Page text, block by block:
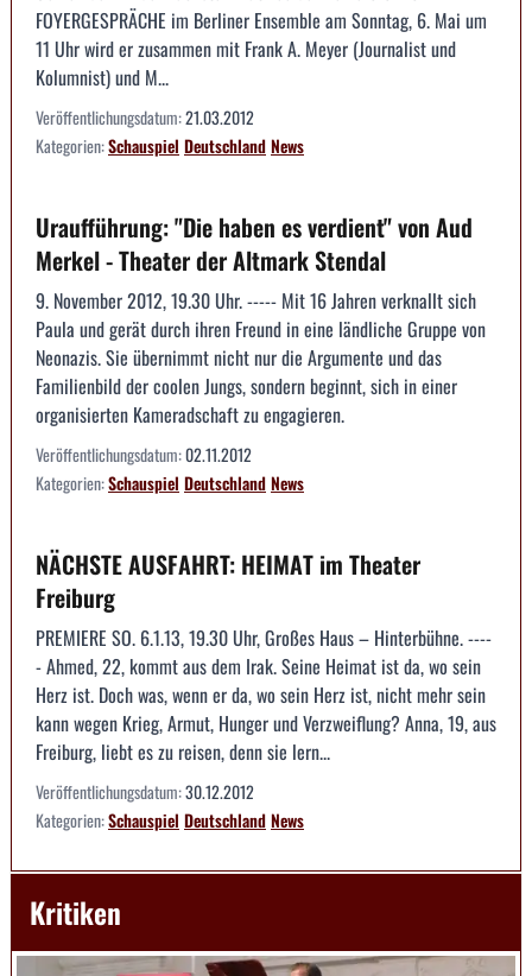
FOYERGESPRÄCHE im Berliner Ensemble am Sonntag, 6. Mai um
11 Uhr wird er zusammen mit Frank A. Meyer (Journalist und
Kolumnist) und M...
Veröffentlichungsdatum:21.03.2012
Kategorien:Schauspiel DeutschlandNews
Uraufführung: "Die haben es verdient" von Aud
Merkel - Theater der Altmark Stendal
9. November 2012, 19.30 Uhr. ----- Mit 16 Jahren verknallt sich
Paula und gerät durch ihren Freund in eine ländliche Gruppe von
Neonazis. Sie übernimmt nicht nur die Argumente und das
Familienbild der coolen Jungs, sondern beginnt, sich in einer
organisierten Kameradschaft zu engagieren.
Veröffentlichungsdatum:02.11.2012
Kategorien:Schauspiel DeutschlandNews
NÄCHSTE AUSFAHRT: HEIMAT im Theater
Freiburg
PREMIERE SO. 6.1.13, 19.30 Uhr, Großes Haus – Hinterbühne. ----
- Ahmed, 22, kommt aus dem Irak. Seine Heimat ist da, wo sein
Herz ist. Doch was, wenn er da, wo sein Herz ist, nicht mehr sein
kann wegen Krieg, Armut, Hunger und Verzweiflung? Anna, 19, aus
Freiburg, liebt es zu reisen, denn sie lern...
Veröffentlichungsdatum:30.12.2012
Kategorien:Schauspiel DeutschlandNews
Kritiken